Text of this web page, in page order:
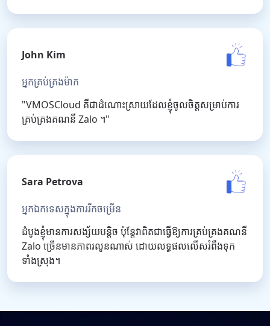
John Kim
អ្នកគ្រប់គ្រងម៉ាក
"VMOSCloud គឺជាដំណោះស្រាយដែលខ្ញុំចូលចិត្តសម្រាប់ការ
គ្រប់គ្រងគណនី Zalo ។"
Sara Petrova
អ្នកឯកទេសក្នុងការរីកចម្រើន
ដំបូងខ្ញុំមានការសង្ស័យបន្តិច ប៉ុន្តែវាពិតជាធ្វើឱ្យការគ្រប់គ្រងគណនី
Zalo ច្រើនមានភាពរលូនណាស់ ដោយលទ្ធផលលើសរំពឹងទុក
ទាំងស្រុង។